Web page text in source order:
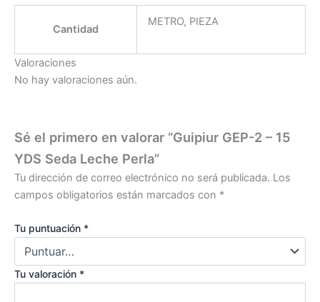
Cantidad
METRO, PIEZA
Valoraciones
No hay valoraciones aún.
Sé el primero en valorar “Guipiur GEP-2 – 15
YDS Seda Leche Perla”
Tu dirección de correo electrónico no será publicada. Los
campos obligatorios están marcados con *
Tu puntuación *
Tu valoración *